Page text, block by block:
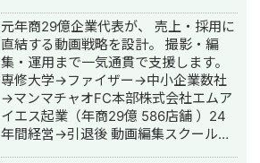
現職：自社EC事業運営、SNS運用代行
【SNS運用代行実績】 ・オンラインス
クール ・介護事業所 ・飲食店 ・クリ
ニック ・ITベンダー 【ショップ紹介】
「ぴよぴよパネルシアターショップ」
という屋号で 保育士さんや保育園さま
向けにハンドメイド保育教材の販売を
行っております ニッチな分野ではござ
いますが SNSのフォロワー数では業界
元年商29億企業代表が、 売上・採用に
直結する動画戦略を設計。 撮影・編
集・運用まで一気通貫で支援します。
専修大学→ファイザー→中小企業数社
→マンマチャオFC本部株式会社エムア
イエス起業（年商29億 586店舗 ）24
年間経営→引退後 動画編集スクール